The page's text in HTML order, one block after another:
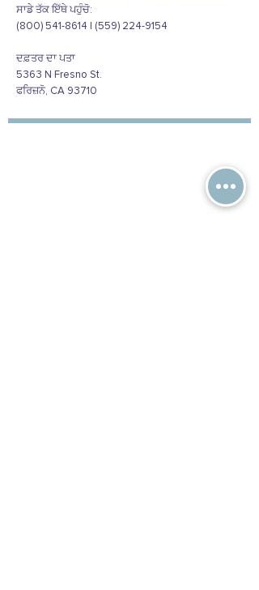
ਸਾਡੇ ਤੱਕ ਇੱਥੇ ਪਹੁੰਚੋ:
(800) 541-8614 | (559) 224-9154
ਦਫ਼ਤਰ ਦਾ ਪਤਾ
5363 N Fresno St.
ਫਰਿਜ਼ਨੋ, CA 93710